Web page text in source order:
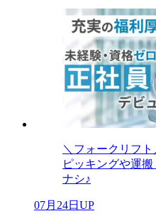
＼フォークリフ
ピッキングや運
ナシ♪
07月24日UP